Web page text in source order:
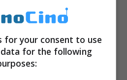
for your consent to use
for the following